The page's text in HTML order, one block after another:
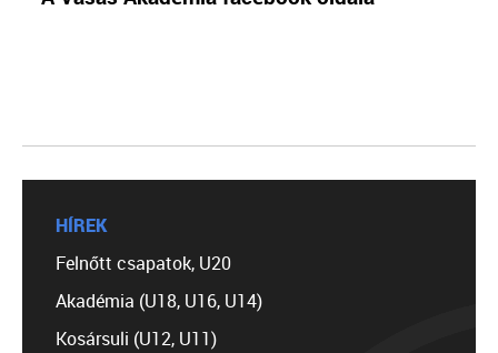
HÍREK
Felnőtt csapatok, U20
Akadémia (U18, U16, U14)
Kosársuli (U12, U11)